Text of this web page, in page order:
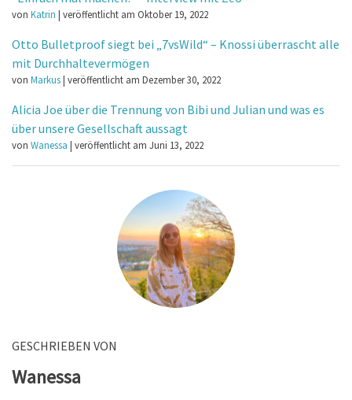
von Katrin | veröffentlicht am Oktober 19, 2022
Otto Bulletproof siegt bei „7vsWild“ – Knossi überrascht alle
mit Durchhaltevermögen
von Markus| veröffentlicht am Dezember 30, 2022
Alicia Joe über die Trennung von Bibi und Julian und was es
über unsere Gesellschaft aussagt
von Wanessa | veröffentlicht am Juni 13, 2022
GESCHRIEBEN VON
Wanessa